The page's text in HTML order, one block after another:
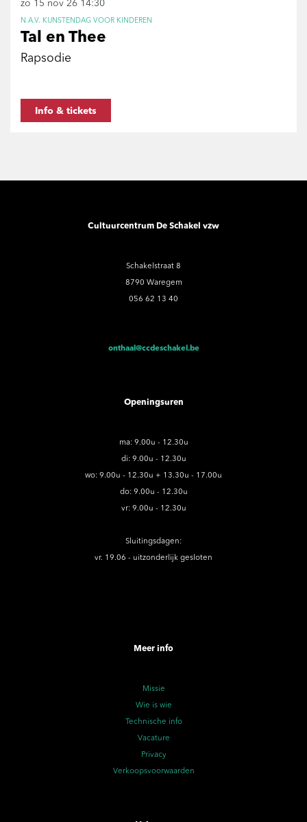
Tal en Thee
Rapsodie
N.A.V. KUNSTENDAG VOOR KINDEREN
zo 15 nov 26 14:30
Info & tickets
Cultuurcentrum De Schakel vzw
Schakelstraat 8
8790 Waregem
056 62 13 40
onthaal@ccdeschakel.be
Openingsuren
ma: 9.00u - 12.30u
di: 9.00u - 12.30u
wo: 9.00u - 12.30u + 13.30u - 17.00u
do: 9.00u - 12.30u
vr: 9.00u - 12.30u
Sluitingsdagen:
vr. 19.06 - uitzonderlijk gesloten
Meer info
Missie
Wie is wie
Technische info
Vacature
Privacy
Verkoopsvoorwaarden